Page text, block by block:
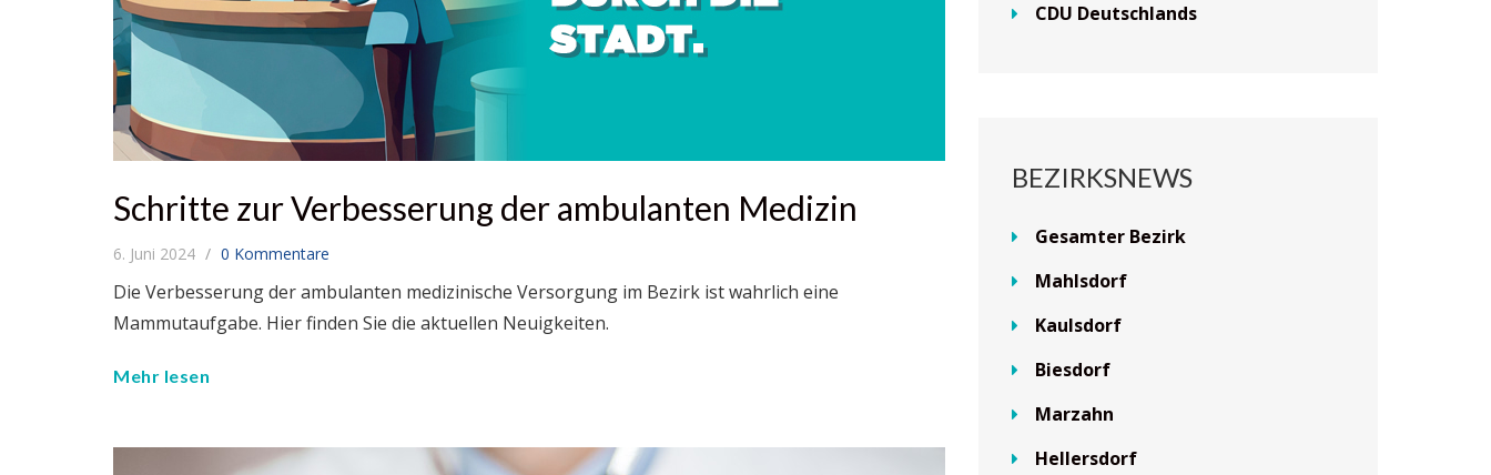
Schritte zur Verbesserung der ambulanten Medizin
6. Juni 2024 0 Kommentare
Die Verbesserung der ambulanten medizinische Versorgung im Bezirk ist wahrlich eine
Mammutaufgabe. Hier finden Sie die aktuellen Neuigkeiten.
Mehr lesen
CDU Deutschlands
BEZIRKSNEWS
Gesamter Bezirk
Mahlsdorf
Kaulsdorf
Biesdorf
Marzahn
Hellersdorf